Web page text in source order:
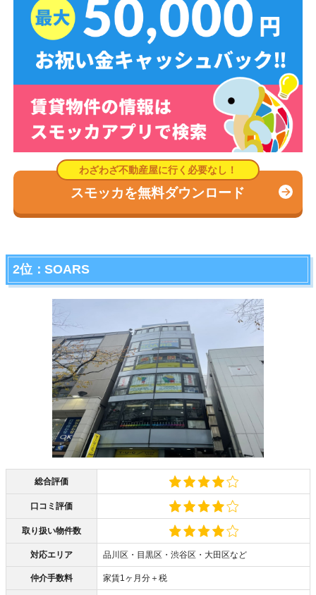
スモッカを無料ダウンロード
2位：SOARS
総合評価
口コミ評価
取り扱い物件数
対応エリア 品川区・目黒区・渋谷区・大田区など
仲介手数料 家賃1ヶ月分＋税